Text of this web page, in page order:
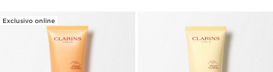
Exclusivo online